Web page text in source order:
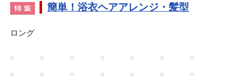
簡単！浴衣ヘアアレンジ・髪型
ロング